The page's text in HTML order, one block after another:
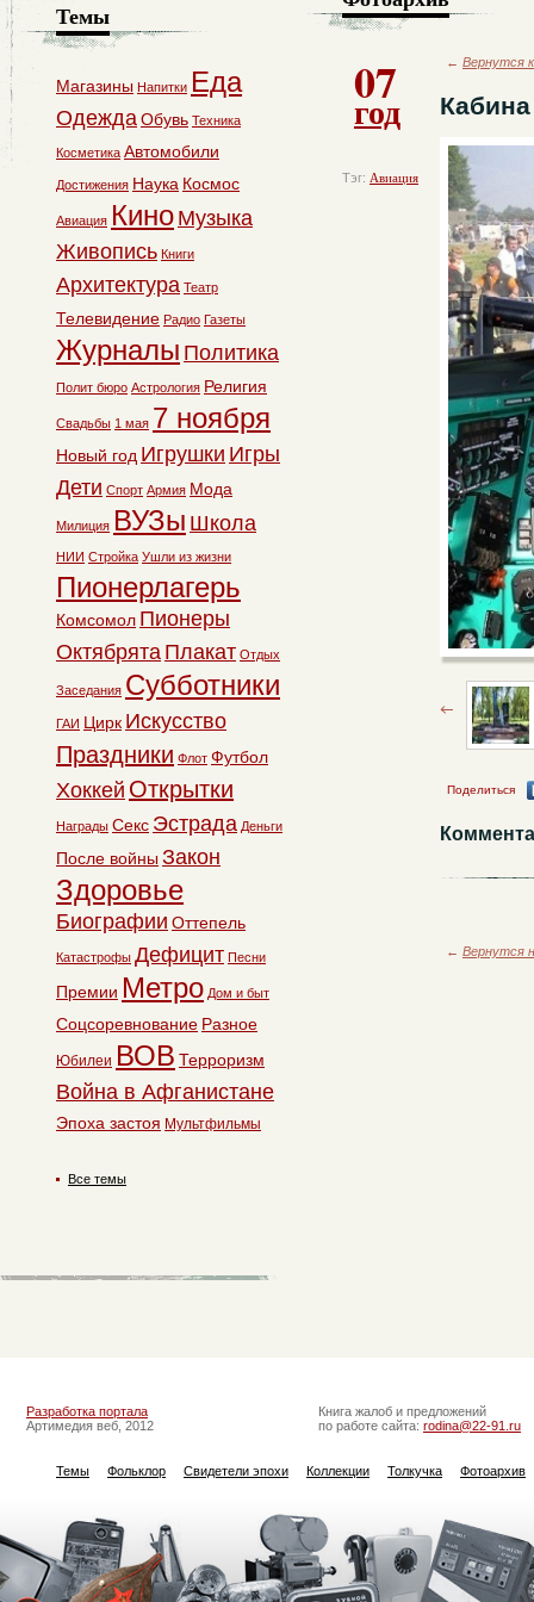
07
год
Тэг: Авиация
← Вернутся
Поделиться
← Вернутся
Темы
Магазины Напитки Еда
ОдеждаОбувь Техника
Косметика Автомобили
Достижения Наука Космос
Авиация Кино Музыка
Живопись Книги
Архитектура Театр
Телевидение Радио Газеты
Журналы Политика
Полит бюро Астрология Религия
Свадьбы 1 мая 7 ноября
Новый год Игрушки Игры
Дети Спорт Армия Мода
Милиция ВУЗы Школа
НИИ Стройка Ушли из жизни
Пионерлагерь
Комсомол Пионеры
Октябрята Плакат Отдых
Заседания Субботники
ГАИ Цирк Искусство
Праздники Флот Футбол
Хоккей Открытки
Награды Секс Эстрада Деньги
После войны Закон
Здоровье
Биографии Оттепель
Катастрофы Дефицит Песни
Премии Метро Дом и быт
Соцсоревнование Разное
Юбилеи ВОВ Терроризм
Война в Афганистане
Эпоха застоя Мультфильмы
Все темы
Разработка портала
Артимедия веб, 2012
Книга жалоб и предложений
по работе сайта: rodina@22-91.ru
Темы Фольклор Свидетели эпохи Коллекции Толкучка Фотоархив